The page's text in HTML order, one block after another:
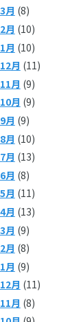
月 (8)
月 (10)
月 (10)
月 (11)
月 (9)
月 (9)
月 (9)
月 (10)
月 (13)
月 (8)
月 (11)
月 (13)
月 (9)
月 (8)
月 (9)
月 (11)
月 (8)